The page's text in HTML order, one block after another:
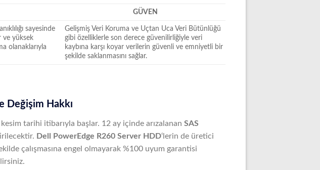
GÜVEN
sayesinde
ve yüksek
olanaklarıyla
Gelişmiş Veri Koruma ve Uçtan Uca Veri Bütünlüğü
gibi özelliklerle son derece güvenilirliğiyle veri
kaybına karşı koyar verilerin güvenli ve emniyetli bir
şekilde saklanmasını sağlar.
Değişim Hakkı
tarihi itibarıyla başlar. 12 ay içinde arızalanan SAS
Dell PowerEdge R260 Server HDD‘lerin de üretici
çalışmasına engel olmayarak %100 uyum garantisi